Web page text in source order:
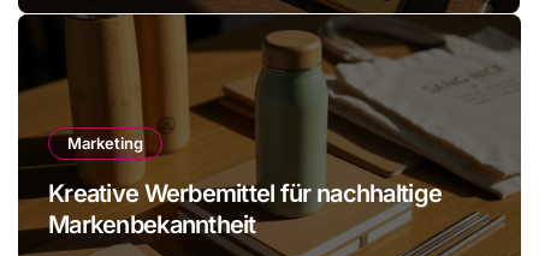
Marketing
Kreative Werbemittel für nachhaltige
Markenbekanntheit